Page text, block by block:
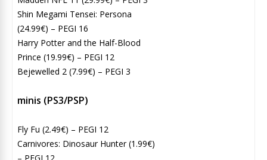
Shin Megami Tensei: Persona
(24.99€) – PEGI 16
Harry Potter and the Half-Blood
Prince (19.99€) – PEGI 12
Bejewelled 2 (7.99€) – PEGI 3
minis (PS3/PSP)
Fly Fu (2.49€) – PEGI 12
Carnivores: Dinosaur Hunter (1.99€)
– PEGI 12